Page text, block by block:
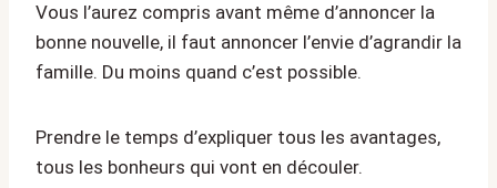
Vous l’aurez compris avant même d’annoncer la
bonne nouvelle, il faut annoncer l’envie d’agrandir la
famille. Du moins quand c’est possible.
Prendre le temps d’expliquer tous les avantages,
tous les bonheurs qui vont en découler.